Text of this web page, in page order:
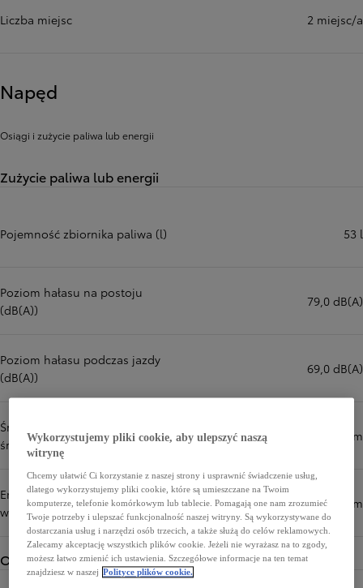
Liczba miejsc 2 miejsc/a
Napęd
Osiągi i zużycie paliwa lub energii
Zużycie paliwa lub energii
Pojemność zbiornika paliwa (l) 53 l
Poziom hałasu na postoju
(dB(A))
79,0 dB(A)
Poziom hałasu podczas jazdy
(dB(A))
69,0 dB(A)
Średnio (cykl mieszany, wartość
średnia) (l/100 km)
6,4 l/100 km
Emisja CO₂ (cykl mieszany,
wartość średnia) (g/km)
145 g/km
Osiągi
Wykorzystujemy pliki cookie, aby ulepszyć naszą
witrynę
Chcemy ułatwić Ci korzystanie z naszej strony i usprawnić świadczenie usług,
dlatego wykorzystujemy pliki cookie, które są umieszczane na Twoim
komputerze, telefonie komórkowym lub tablecie. Pomagają one nam zrozumieć
Twoje potrzeby i ulepszać funkcjonalność naszej witryny. Są wykorzystywane do
dostarczania usług i narzędzi osób trzecich, a także służą do celów reklamowych.
Zalecamy akceptację wszystkich plików cookie. Jeżeli nie wyrażasz na to zgody,
możesz łatwo zmienić ich ustawienia. Szczegółowe informacje na ten temat
znajdziesz w naszej Polityce plików cookie.